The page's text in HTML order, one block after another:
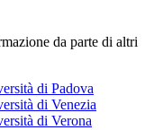
da parte di altri
di Padova
di Venezia
di Verona